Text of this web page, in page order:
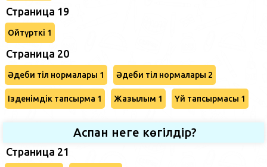
Страница 19
Ойтүрткі 1
Страница 20
Әдеби тіл нормалары 1 Әдеби тіл нормалары 2
Ізденімдік тапсырма 1 Жазылым 1 Үй тапсырмасы 1
Аспан неге көгілдір?
Страница 21